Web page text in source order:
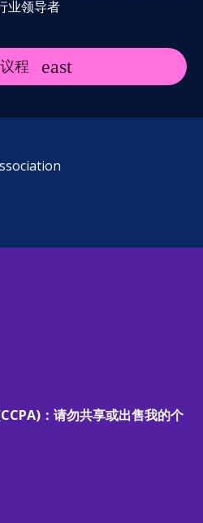
业领导者
程
：请勿共享或出售我的个